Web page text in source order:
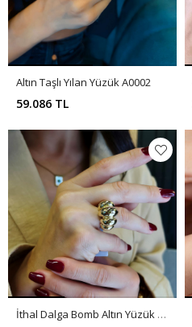
Altın Taşlı Yılan Yüzük A0002
59.086 TL
İthal Dalga Bomb Altın Yüzük A0017